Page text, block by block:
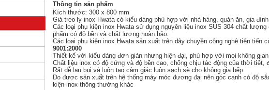
Thông tin sản phẩm
Kích thước: 300 x 800 mm
Giá treo ly inox Hwatacó kiểu dáng phù hợp với nhà hàng, quán ăn, gia
Các loại phụ kiện inox Hwata sử dụng nguyên liệu inox SUS 304 chất
phẩm có độ bền và chất lượng hoàn hảo.
Các loại phụ kiện inox Hwata sản xuất trên dây chuyền công nghệ tiên
9001:2000
Thiết kế với kiểu dáng đơn giản nhưng hiện đại, phù hợp với mọi không
Chất liệu inox có độ cứng và độ bền cao, chống chịu tác động của thời
Rất dễ lau bụi và luôn tạo cảm giác luôn sạch sẽ cho không gia bếp.
Do được sản xuất trên hệ thống máy móc đương đại nên góc cạnh có độ
kiện inox thông thường khác